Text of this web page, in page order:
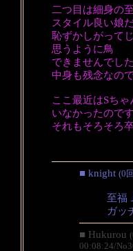
二つ目は細身の
スタイル良い娘
恥ずかしがって
思うように鳥
できませんでした
中身も残念なの
ここ最近はSち
いなかったのです
それもそろそろ
■ knight (0
至福
ガッ
■ Hukurou
00:08:24/